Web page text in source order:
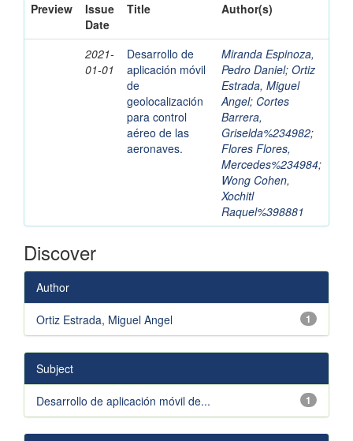
Preview
Issue
Date
Title Author(s)
2021-
01-01
Desarrollo de
aplicación móvil
de
geolocalización
para control
aéreo de las
aeronaves.
Miranda Espinoza,
Pedro Daniel; Ortiz
Estrada, Miguel
Angel; Cortes
Barrera,
Griselda%234982;
Flores Flores,
Mercedes%234984;
Wong Cohen,
Xochitl
Raquel%398881
Discover
Author
1
Ortiz Estrada, Miguel Angel
Subject
1
Desarrollo de aplicación móvil de...